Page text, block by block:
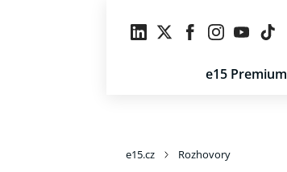
e15 Premium
e15.cz Rozhovory